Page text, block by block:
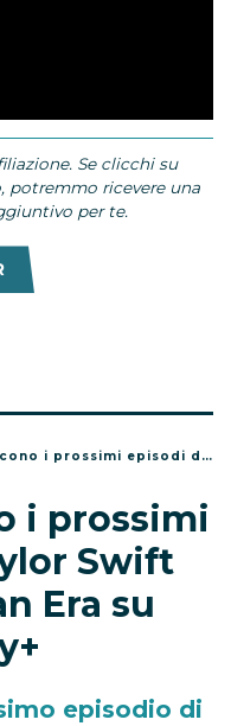
Se clicchi su
potremmo ricevere una
per te.
episodi di Taylor Swift The End of an Era su Disney+
i prossimi
Swift
Era su
episodio di